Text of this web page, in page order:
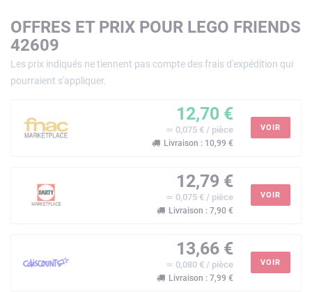
OFFRES ET PRIX POUR LEGO FRIENDS
42609
Les prix indiqués ne tiennent pas compte des frais d'expédition qui
pourraient s'appliquer.
12,70 €
≃ 0,075 € / pièce
Livraison : 10,99 €
VOIR
12,79 €
≃ 0,075 € / pièce
Livraison : 7,90 €
VOIR
13,66 €
≃ 0,080 € / pièce
Livraison : 7,99 €
VOIR